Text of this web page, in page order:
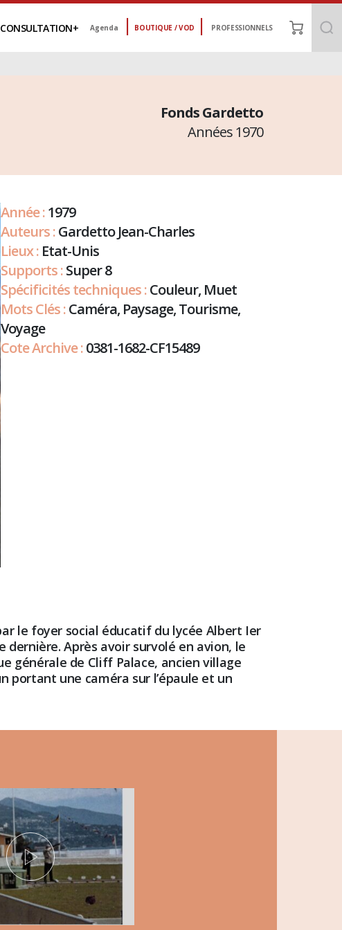
CONSULTATION Agenda BOUTIQUE / VOD PROFESSIONNELS
Fonds Gardetto
Années 1970
Année :1979
Auteurs :Gardetto Jean-Charles
Lieux : Etat-Unis
Supports :Super 8
Spécificités techniques :Couleur, Muet
Mots Clés :Caméra, Paysage, Tourisme,
Voyage
Cote Archive :0381-1682-CF15489
le foyer social éducatif du lycée Albert Ier
Après avoir survolé en avion, le
générale de Cliff Palace, ancien village
portant une caméra sur l’épaule et un